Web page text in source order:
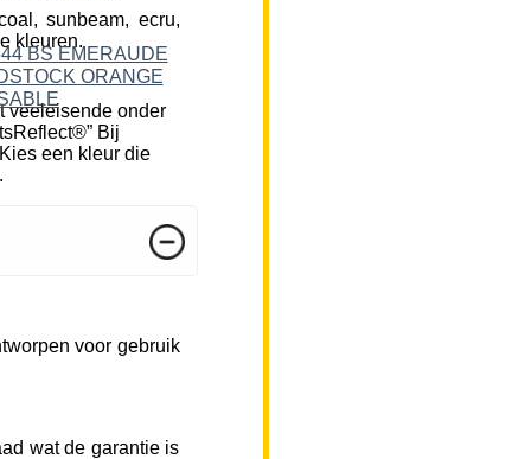
sunbeam, ecru,
kleuren.
veeleisende onder
Bij
een kleur die
voor gebruik
wat de garantie is